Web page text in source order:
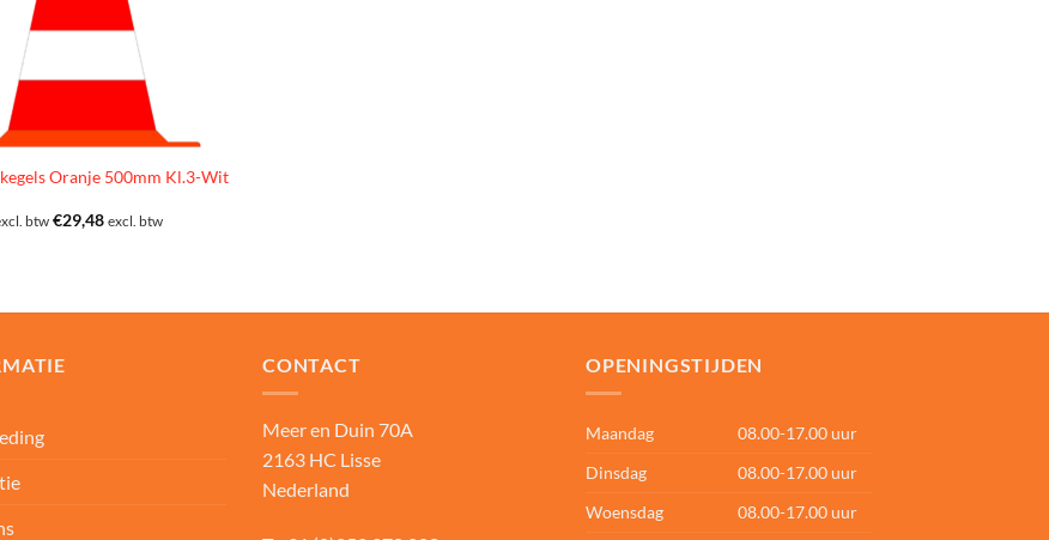
Oranje 500mm Kl.3-Wit
btw €29,48 excl. btw
CONTACT
Meer en Duin 70A
2163 HC Lisse
Nederland
OPENINGSTIJDEN
Maandag
08.00-17.00 uur
Dinsdag
08.00-17.00 uur
Woensdag
08.00-17.00 uur